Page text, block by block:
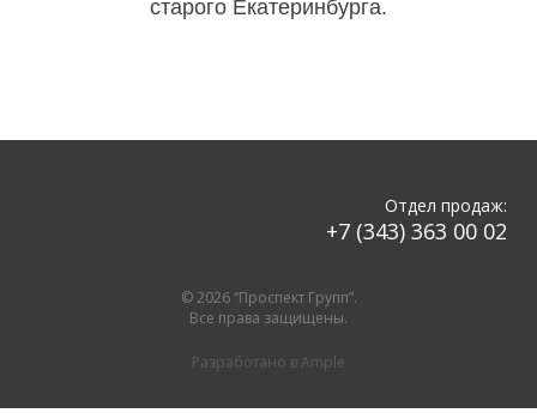
старого Екатеринбурга.
Отдел продаж:
+7 (343) 363 00 02
© 2026 “Проспект Групп”.
Все права защищены.
Разработано вAmple